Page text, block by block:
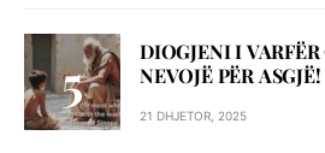
DIOGJENI I
NEVOJË PËR ASGJË!
21 DHJETOR, 2025